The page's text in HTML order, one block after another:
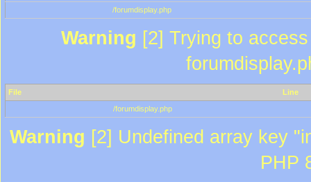
/forumdisplay.php
Warning [2] Trying to
File
Line
/forumdisplay.php
Warning [2] Undefined array key
PHP